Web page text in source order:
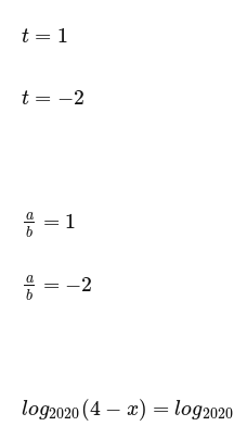
t = 1
t = −2
a
b
= 1
a
b
= −2
log2020(4 − x) = log2020